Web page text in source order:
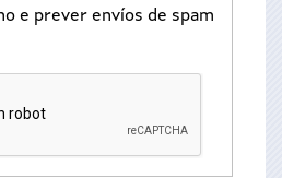
e prever envíos de spam